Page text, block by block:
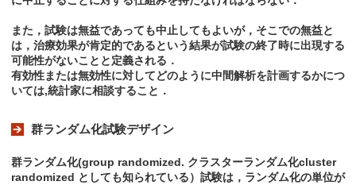
また，試験は無益であっても中止してもよいが，そこでの無益と
は，治療効果が肯定的であるという結果が試験の終了時に出現する
可能性がないことと定義される．
有効性または無効性に対してどのように中間解析を計画するかにつ
いては,統計家に相談すること．
群ランダム化試験デザイン
群ランダム化(group randomized. クラスターランダム化cluster
randomized としても知られている）試験は，ランダム化の単位が